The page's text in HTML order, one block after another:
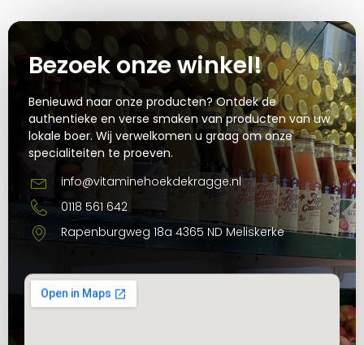
Bezoek onze winkel!
Benieuwd naar onze producten? Ontdek de
authentieke en verse smaken van producten van uw
lokale boer. Wij verwelkomen u graag om onze
specialiteiten te proeven.
info@vitaminehoekdekragge.nl
0118 561 642
Rapenburgweg 18a 4365 ND Meliskerke